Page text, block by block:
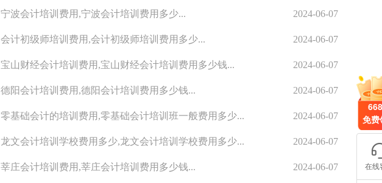
免费
在线
宁波会计培训费用,宁波会计培训费用多少... 2024-06-07
会计初级师培训费用,会计初级师培训费用多少... 2024-06-07
宝山财经会计培训费用,宝山财经会计培训费用多少钱... 2024-06-07
德阳会计培训费用,德阳会计培训费用多少钱... 2024-06-07
零基础会计的培训费用,零基础会计培训班一般费用多少... 2024-06-07
龙文会计培训学校费用多少,龙文会计培训学校费用多少... 2024-06-07
莘庄会计培训费用,莘庄会计培训费用多少钱... 2024-06-07